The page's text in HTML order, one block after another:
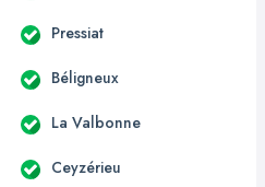
Pressiat
Béligneux
La Valbonne
Ceyzérieu